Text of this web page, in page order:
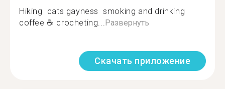
Hiking ️ cats gayness ️‍ smoking and drinking
coffee ☕ crocheting...Развернуть
Скачать приложение